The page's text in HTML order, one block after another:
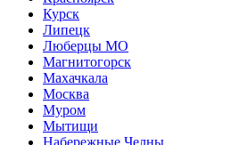
Курск
Липецк
Люберцы МО
Магнитогорск
Махачкала
Москва
Муром
Мытищи